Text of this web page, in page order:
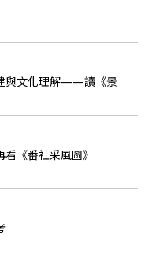
與文化理解——讀《景
《番社采風圖》